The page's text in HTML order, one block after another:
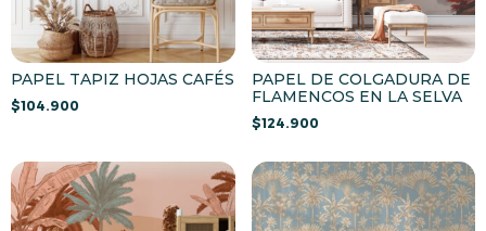
PAPEL TAPIZ HOJAS CAFÉS
$104.900
PAPEL DE COLGADURA DE
FLAMENCOS EN LA SELVA
$124.900